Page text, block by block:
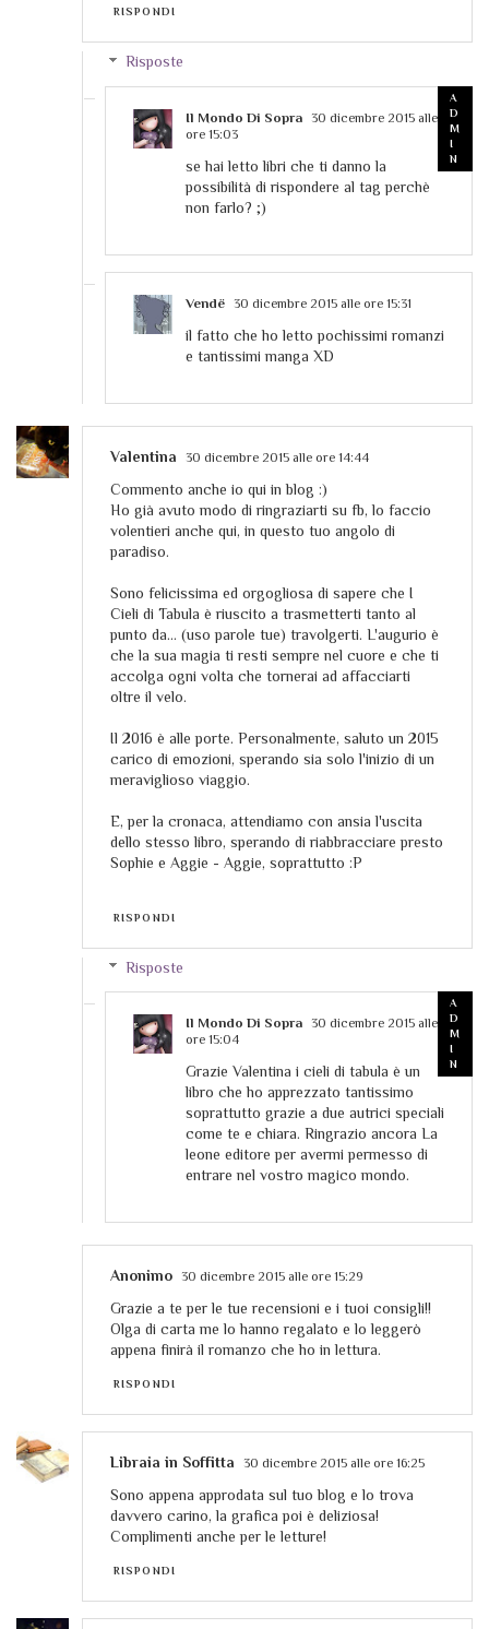
RISPONDI
Risposte
Il Mondo Di Sopra
30 dicembre 2015 alle
ore 15:03
se hai letto libri che ti danno la
possibilità di rispondere al tag perchè
non farlo? ;)
Vendë 30 dicembre 2015 alle ore 15:31
il fatto che ho letto pochissimi romanzi
e tantissimi manga XD
Valentina 30 dicembre 2015 alle ore 14:44
Commento anche io qui in blog :)
Ho già avuto modo di ringraziarti su fb, lo faccio
volentieri anche qui, in questo tuo angolo di
paradiso.
Sono felicissima ed orgogliosa di sapere che I
Cieli di Tabula è riuscito a trasmetterti tanto al
punto da... (uso parole tue) travolgerti. L'augurio è
che la sua magia ti resti sempre nel cuore e che ti
accolga ogni volta che tornerai ad affacciarti
oltre il velo.
Il 2016 è alle porte. Personalmente, saluto un 2015
carico di emozioni, sperando sia solo l'inizio di un
meraviglioso viaggio.
E, per la cronaca, attendiamo con ansia l'uscita
dello stesso libro, sperando di riabbracciare presto
Sophie e Aggie - Aggie, soprattutto :P
RISPONDI
Risposte
Il Mondo Di Sopra
30 dicembre 2015 alle
ore 15:04
Grazie Valentina i cieli di tabula è un
libro che ho apprezzato tantissimo
soprattutto grazie a due autrici speciali
come te e chiara. Ringrazio ancora La
leone editore per avermi permesso di
entrare nel vostro magico mondo.
Anonimo 30 dicembre 2015 alle ore 15:29
Grazie a te per le tue recensioni e i tuoi consigli!!
Olga di carta me lo hanno regalato e lo leggerò
appena finirà il romanzo che ho in lettura.
RISPONDI
Libraia in Soffitta 30 dicembre 2015 alle ore 16:25
Sono appena approdata sul tuo blog e lo trova
davvero carino, la grafica poi è deliziosa!
Complimenti anche per le letture!
RISPONDI